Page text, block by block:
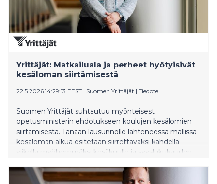
Yrittäjät: Matkailuala ja perheet hyötyisivät
kesäloman siirtämisestä
22.5.2026 14:29:13 EEST | Suomen Yrittäjät | Tiedote
Suomen Yrittäjät suhtautuu myönteisesti
opetusministerin ehdotukseen koulujen kesälomien
siirtämisestä. Tänään lausunnolle lähteneessä mallissa
kesäloman alkua esitetään siirrettäväksi kahdella
viikolla myöhemmäksi kesäkuulle ja syyslukukauden
pitää tätä kasvu- ja työllisyystoimena, joka helpottaa